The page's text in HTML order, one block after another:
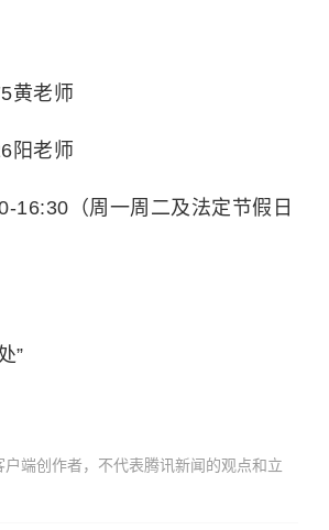
黄老师
阳老师
16:30（周一周二及法定节假日
”
户端创作者，不代表腾讯新闻的观点和立